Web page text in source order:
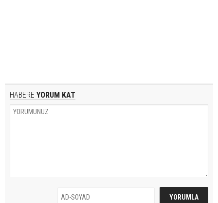
HABERE YORUM KAT